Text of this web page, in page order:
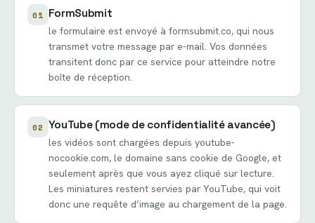
01 FormSubmit
le formulaire est envoyé à formsubmit.co, qui nous
transmet votre message par e-mail. Vos données
transitent donc par ce service pour atteindre notre
boîte de réception.
02 YouTube (mode de confidentialité avancée)
les vidéos sont chargées depuis youtube-
nocookie.com, le domaine sans cookie de Google, et
seulement après que vous ayez cliqué sur lecture.
Les miniatures restent servies par YouTube, qui voit
donc une requête d’image au chargement de la page.